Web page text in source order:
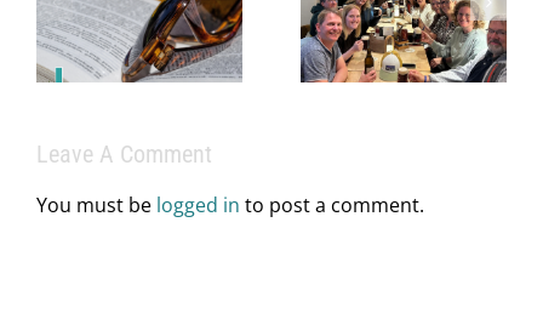
medizinisches
Fachwissen
Team.
im Juni
Leave A Comment
You must be logged in to post a comment.